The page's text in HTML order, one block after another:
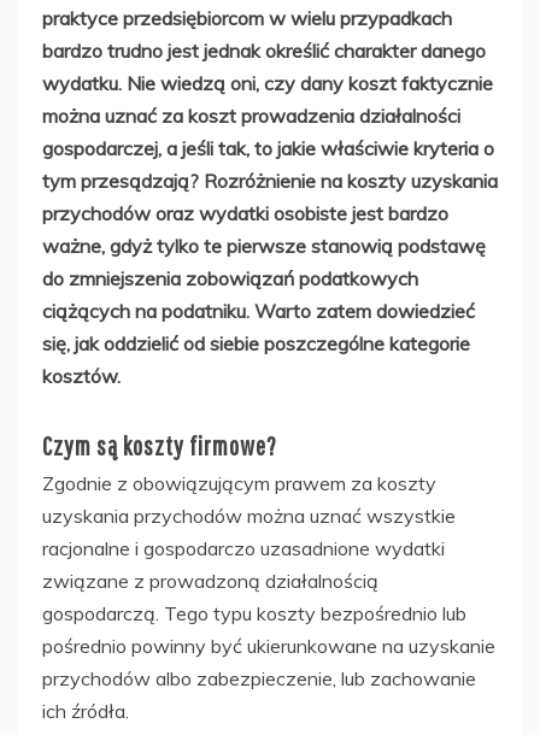
praktyce przedsiębiorcom w wielu przypadkach
bardzo trudno jest jednak określić charakter danego
wydatku. Nie wiedzą oni, czy dany koszt faktycznie
można uznać za koszt prowadzenia działalności
gospodarczej, a jeśli tak, to jakie właściwie kryteria o
tym przesądzają? Rozróżnienie na koszty uzyskania
przychodów oraz wydatki osobiste jest bardzo
ważne, gdyż tylko te pierwsze stanowią podstawę
do zmniejszenia zobowiązań podatkowych
ciążących na podatniku. Warto zatem dowiedzieć
się, jak oddzielić od siebie poszczególne kategorie
kosztów.
Czym są koszty firmowe?
Zgodnie z obowiązującym prawem za koszty
uzyskania przychodów można uznać wszystkie
racjonalne i gospodarczo uzasadnione wydatki
związane z prowadzoną działalnością
gospodarczą. Tego typu koszty bezpośrednio lub
pośrednio powinny być ukierunkowane na uzyskanie
przychodów albo zabezpieczenie, lub zachowanie
ich źródła.